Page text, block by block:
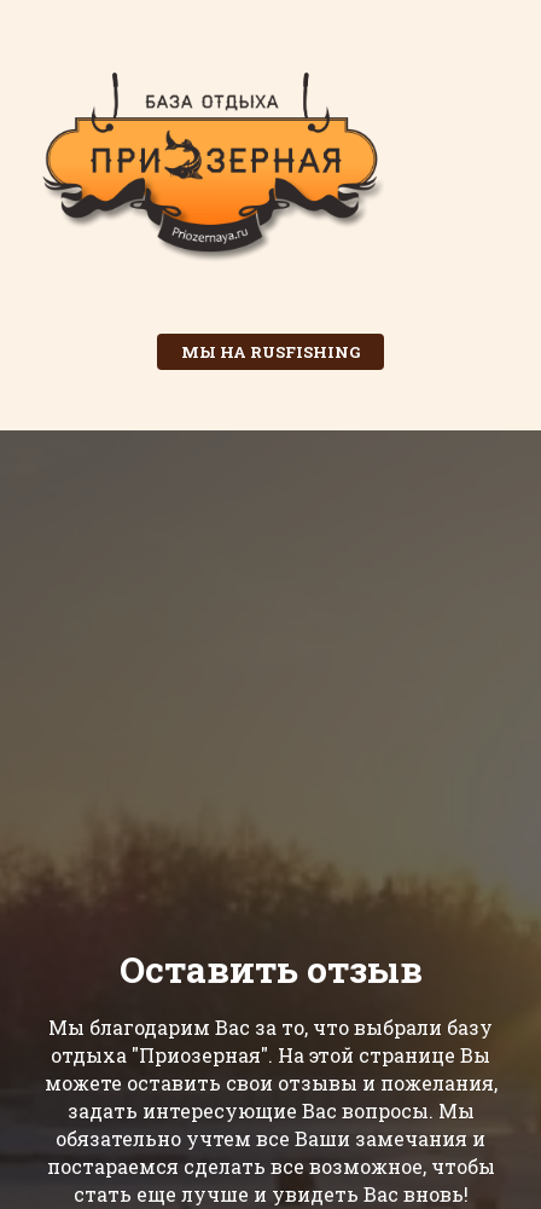
МЫ НА RUSFISHING
Оставить отзыв
Мы благодарим Вас за то, что выбрали базу
отдыха "Приозерная". На этой странице Вы
можете оставить свои отзывы и пожелания,
задать интересующие Вас вопросы. Мы
обязательно учтем все Ваши замечания и
постараемся сделать все возможное, чтобы
стать еще лучше и увидеть Вас вновь!